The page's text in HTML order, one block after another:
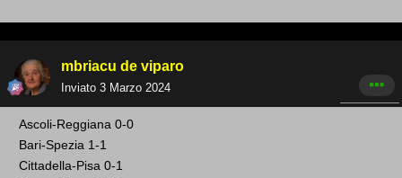
mbriacu de viparo
Inviato 3 Marzo 2024
Ascoli-Reggiana 0-0
Bari-Spezia 1-1
Cittadella-Pisa 0-1